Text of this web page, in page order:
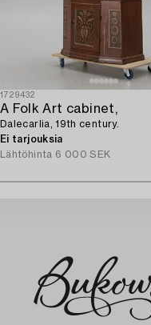
1729432
A Folk Art cabinet,
Dalecarlia, 19th century.
Ei tarjouksia
Lähtöhinta 6 000 SEK